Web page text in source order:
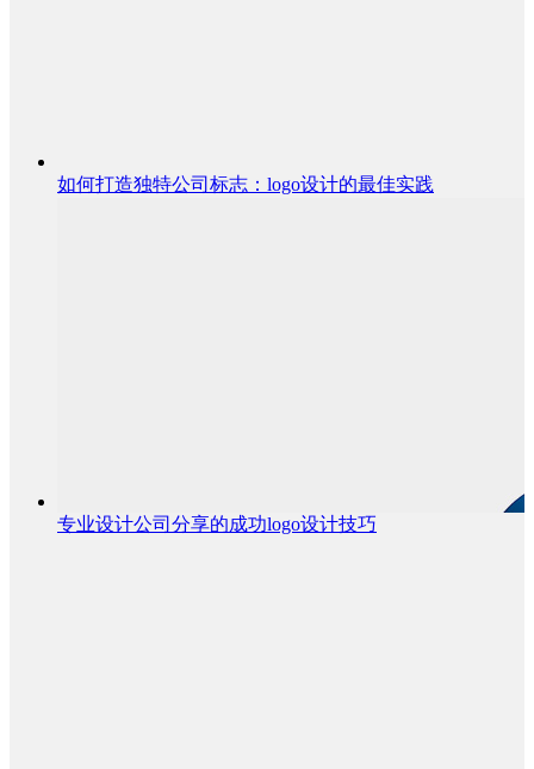
如何打造独特公司标志：logo设计的最佳实践
专业设计公司分享的成功logo设计技巧